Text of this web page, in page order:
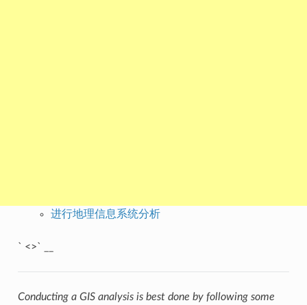
进行地理信息系统分析
` <>` __
Conducting a GIS analysis is best done by following some